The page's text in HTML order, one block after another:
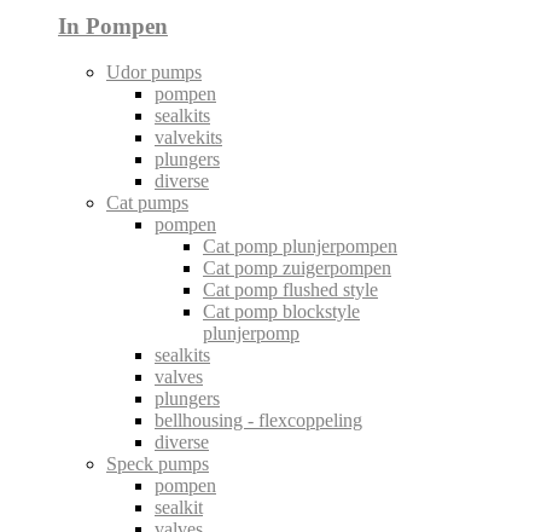
In Pompen
Udor pumps
pompen
sealkits
valvekits
plungers
diverse
Cat pumps
pompen
Cat pomp plunjerpompen
Cat pomp zuigerpompen
Cat pomp flushed style
Cat pomp blockstyle
plunjerpomp
sealkits
valves
plungers
bellhousing - flexcoppeling
diverse
Speck pumps
pompen
sealkit